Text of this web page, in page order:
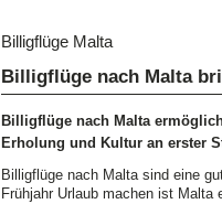
Billigflüge Malta
Billigflüge nach Malta
Billigflüge nach Malta
Erholung und Kultur an erster
Billigflüge nach Malta sind eine
Frühjahr Urlaub machen ist Malta